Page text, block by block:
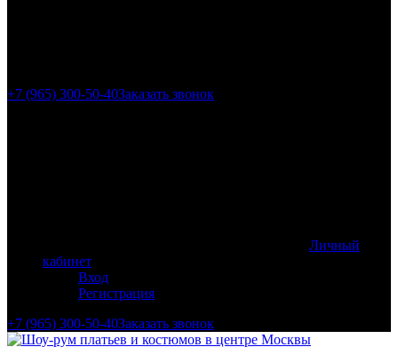
+7 (965) 300-50-40Заказать звонок
Личный
кабинет
Вход
Регистрация
+7 (965) 300-50-40Заказать звонок